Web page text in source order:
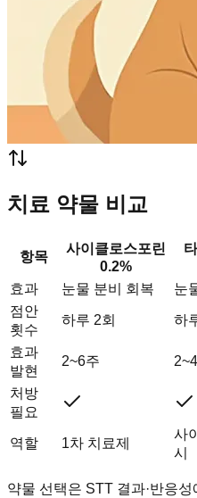
치료 약물 비교
항목
사이클로스포린
0.2%
효과
눈물 분비 회복 눈
점안
횟수
하루 2회 하
효과
발현
2~6주
처방
필요
역할 1차 치료제
사
시
약물 선택은 STT 결과·반응